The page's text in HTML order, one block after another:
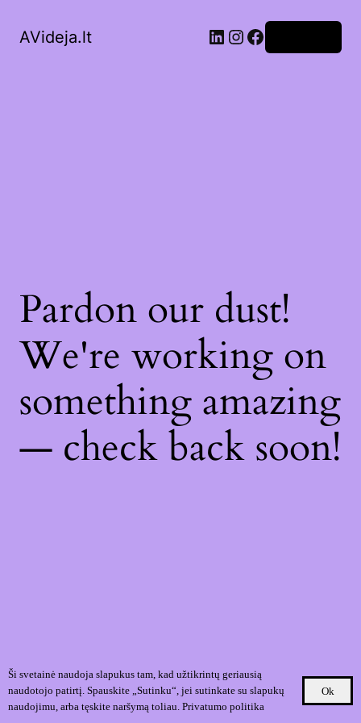
AVideja.lt LinkedIn
Instagram
Facebook
Pardon our dust!
We're working on
something amazing
— check back soon!
Ši svetainė naudoja slapukus tam, kad užtikrintų geriausią
naudotojo patirtį. Spauskite „Sutinku“, jei sutinkate su slapukų
naudojimu, arba tęskite naršymą toliau. Privatumo politika
Ok